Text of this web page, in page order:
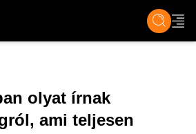
ÉLET TECH &
olyat írnak
ami teljesen